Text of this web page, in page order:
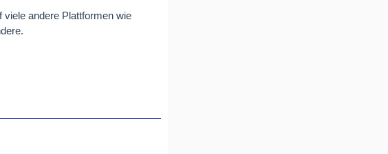
viele andere Plattformen wie